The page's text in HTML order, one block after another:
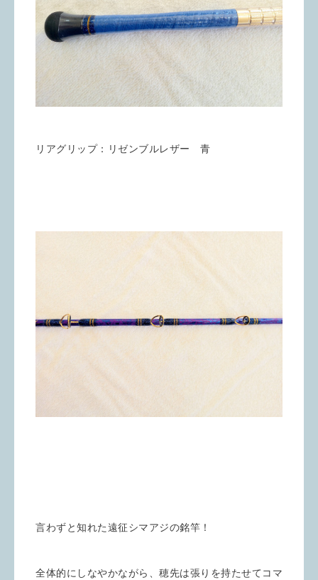
リアグリップ：リゼンブルレザー 青
言わずと知れた遠征シマアジの銘竿！
全体的にしなやかながら、穂先は張りを持たせてコマ